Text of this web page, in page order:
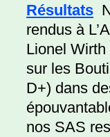
Résultats
rendus à
Lionel
sur les
D+) dans
nos SAS